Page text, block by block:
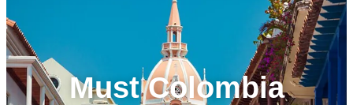
Must Colombia